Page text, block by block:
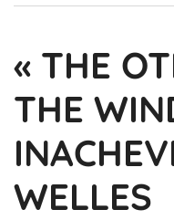
« THE
THE
WELLES